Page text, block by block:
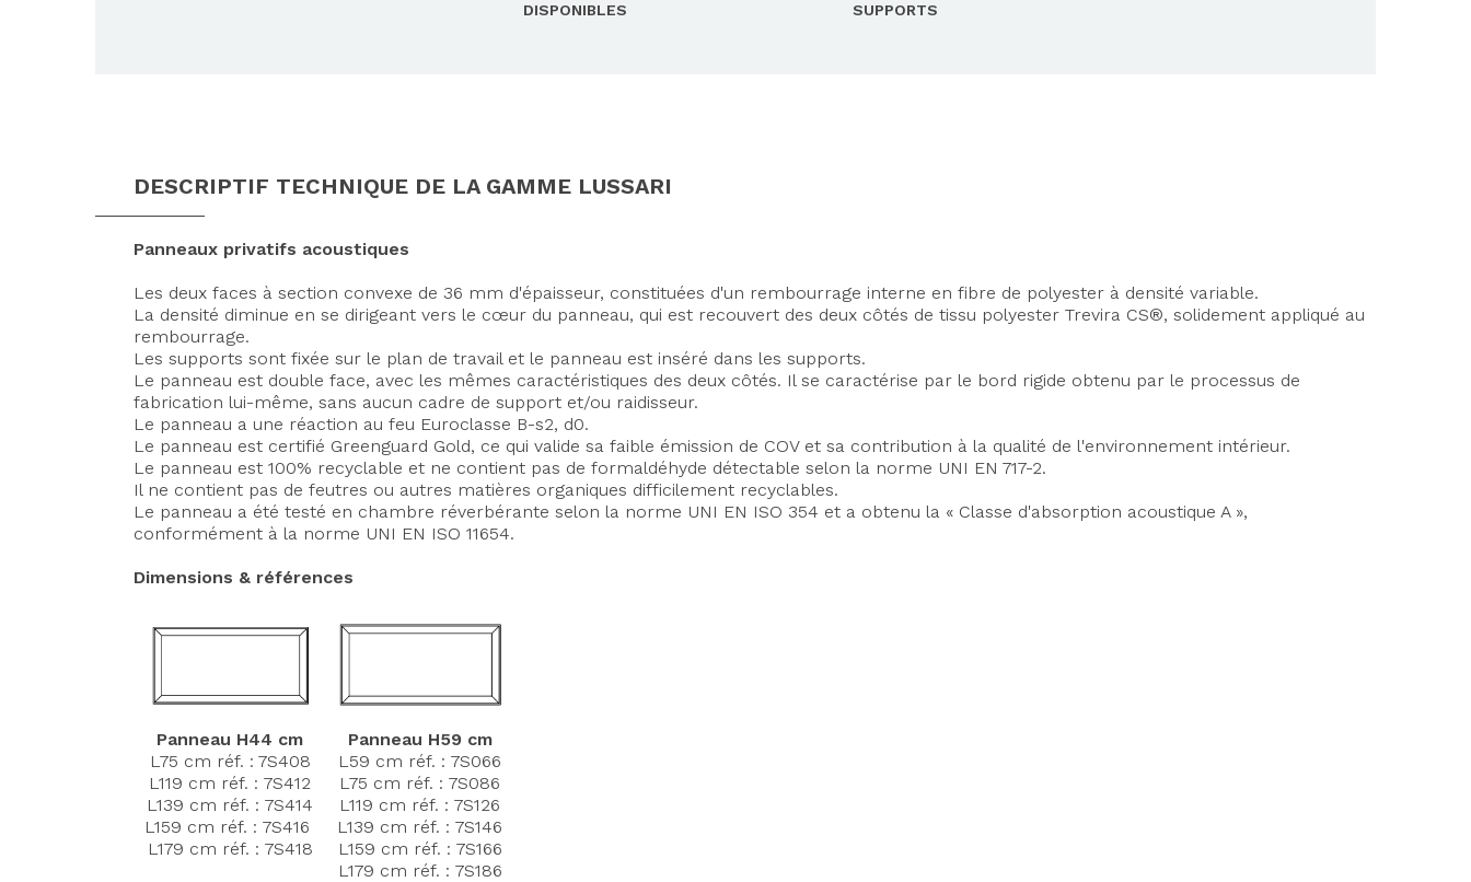
DISPONIBLES
SUPPORTS
DESCRIPTIF TECHNIQUE DE LA GAMME LUSSARI
Panneaux privatifs acoustiques
Les deux faces à section convexe de 36 mm d'épaisseur, constituées d'un rembourrage interne en fibre de polyester à densité variable.
La densité diminue en se dirigeant vers le cœur du panneau, qui est recouvert des deux côtés de tissu polyester Trevira CS®, solidement appliqué au
rembourrage.
Les supports sont fixée sur le plan de travail et le panneau est inséré dans les supports.
Le panneau est double face, avec les mêmes caractéristiques des deux côtés. Il se caractérise par le bord rigide obtenu par le processus de
fabrication lui-même, sans aucun cadre de support et/ou raidisseur.
Le panneau a une réaction au feu Euroclasse B-s2, d0.
Le panneau est certifié Greenguard Gold, ce qui valide sa faible émission de COV et sa contribution à la qualité de l'environnement intérieur.
Le panneau est 100% recyclable et ne contient pas de formaldéhyde détectable selon la norme UNI EN 717-2.
Il ne contient pas de feutres ou autres matières organiques difficilement recyclables.
Le panneau a été testé en chambre réverbérante selon la norme UNI EN ISO 354 et a obtenu la « Classe d'absorption acoustique A »,
conformément à la norme UNI EN ISO 11654.
Dimensions & références
Panneau H44 cm
L75 cm réf. : 7S408
L119 cm réf. : 7S412
L139 cm réf. : 7S414
L159 cm réf. : 7S416
L179 cm réf. : 7S418
Panneau H59 cm
L59 cm réf. : 7S066
L75 cm réf. : 7S086
L119 cm réf. : 7S126
L139 cm réf. : 7S146
L159 cm réf. : 7S166
L179 cm réf. : 7S186